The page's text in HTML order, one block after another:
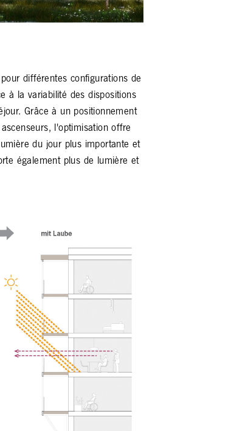
différentes configurations de
à la variabilité des dispositions
Grâce à un positionnement
l'optimisation offre
du jour plus importante et
également plus de lumière et